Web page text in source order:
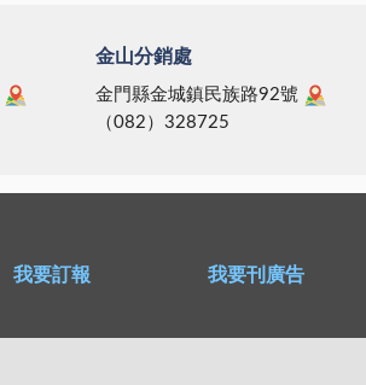
金山分銷處
金門縣金城鎮民族路92號
（082）328725
我要訂報 我要刊廣告